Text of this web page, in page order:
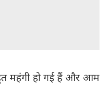
महंगी हो गई हैं और आम